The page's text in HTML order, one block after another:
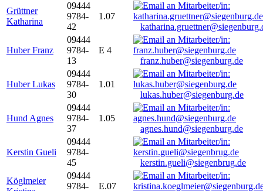
Grüttner
Katharina
09444
9784-
42
1.07
Huber Franz
09444
9784-
13
E 4
franz.huber@siegenburg.de
Huber Lukas
09444
9784-
30
1.01
lukas.huber@siegenburg.de
Hund Agnes
09444
9784-
37
1.05
agnes.hund@siegenburg.de
Kerstin Gueli
09444
9784-
45
kerstin.gueli@siegenbrug.de
Köglmeier
09444
9784-
E.07